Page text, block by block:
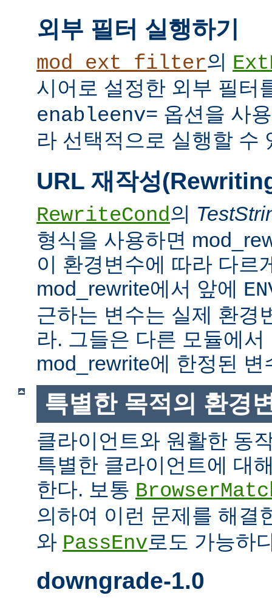
외부 필터 실행하기
mod_ext_filter의
시어로 설정한 외부 필터
enableenv= 옵션을 사
라 선택적으로 실행할 수
URL 재작성
RewriteCond의
형식을 사용하면
이 환경변수에 따라 다르
mod_rewrite에서 앞에
근하는 변수는 실제 환경
라. 그들은 다른 모듈에
mod_rewrite에 한정된 변
특별한 목적의 환경
클라이언트와 원활한 동
특별한 클라이언트에 대
한다. 보통
의하여 이런 문제를 해결
와 PassEnv로도 가능하
downgrade-1.0